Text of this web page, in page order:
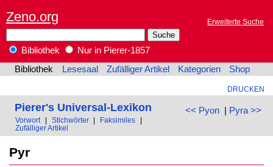
Zeno.org Erweiterte Suche
Bibliothek
Nur in Pierer-1857
Bibliothek
Lesesaal Zufälliger Artikel Kategorien Shop
DRUCKEN
<< Pyon| Pyra >>
Pierer's Universal-Lexikon
Vorwort Stichwörter Faksimiles
Zufälliger Artikel
Pyr